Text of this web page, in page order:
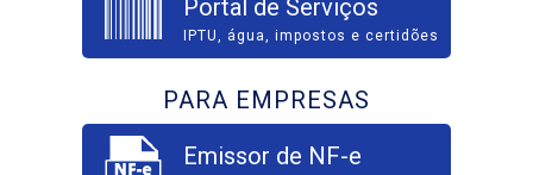
Portal de Serviços
IPTU, água, impostos e certidões
PARA EMPRESAS
Emissor de NF-e